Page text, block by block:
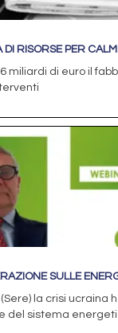
RISORSE PER
miliardi di euro il
SULLE
la crisi ucraina
del sistema